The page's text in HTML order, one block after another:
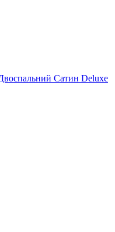
Сатин Deluxe